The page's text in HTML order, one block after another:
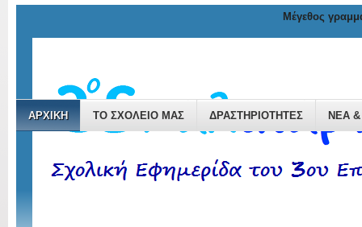
ΑΡΧΙΚΉ ΤΟ ΣΧΟΛΕΊΟ ΜΑΣ ΔΡΑΣΤΗΡΙΌΤΗΤΕΣ ΝΈΑ
Μέγεθος